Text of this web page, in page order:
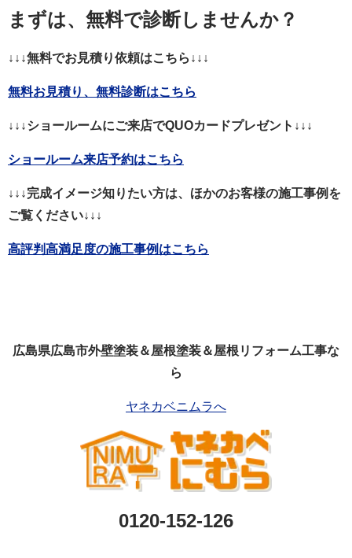
まずは、無料で診断しませんか？
↓↓↓無料でお見積り依頼はこちら↓↓↓
無料お見積り、無料診断はこちら
↓↓↓ショールームにご来店でQUOカードプレゼント↓↓↓
ショールーム来店予約はこちら
↓↓↓完成イメージ知りたい方は、ほかのお客様の施工事例を
ご覧ください↓↓↓
高評判高満足度の施工事例はこちら
広島県広島市外壁塗装＆屋根塗装＆屋根リフォーム工事な
ら
ヤネカベニムラへ
0120-152-126